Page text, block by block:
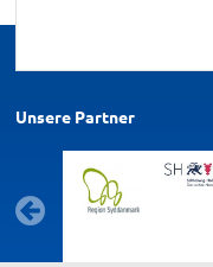
Unsere Partner